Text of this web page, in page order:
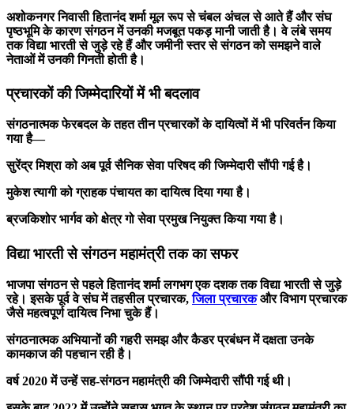
अशोकनगर निवासी हितानंद शर्मा मूल रूप से चंबल अंचल से आते हैं और संघ
पृष्ठभूमि के कारण संगठन में उनकी मजबूत पकड़ मानी जाती है। वे लंबे समय
तक विद्या भारती से जुड़े रहे हैं और जमीनी स्तर से संगठन को समझने वाले
नेताओं में उनकी गिनती होती है।
प्रचारकों की जिम्मेदारियों में भी बदलाव
संगठनात्मक फेरबदल के तहत तीन प्रचारकों के दायित्वों में भी परिवर्तन किया
गया है—
सुरेंद्र मिश्रा को अब पूर्व सैनिक सेवा परिषद की जिम्मेदारी सौंपी गई है।
मुकेश त्यागी को ग्राहक पंचायत का दायित्व दिया गया है।
ब्रजकिशोर भार्गव को क्षेत्र गो सेवा प्रमुख नियुक्त किया गया है।
विद्या भारती से संगठन महामंत्री तक का सफर
भाजपा संगठन से पहले हितानंद शर्मा लगभग एक दशक तक विद्या भारती से जुड़े
रहे। इसके पूर्व वे संघ में तहसील प्रचारक,जिला प्रचारकऔर विभाग प्रचारक
जैसे महत्वपूर्ण दायित्व निभा चुके हैं।
संगठनात्मक अभियानों की गहरी समझ और कैडर प्रबंधन में दक्षता उनके
कामकाज की पहचान रही है।
वर्ष 2020 में उन्हें सह-संगठन महामंत्री की जिम्मेदारी सौंपी गई थी।